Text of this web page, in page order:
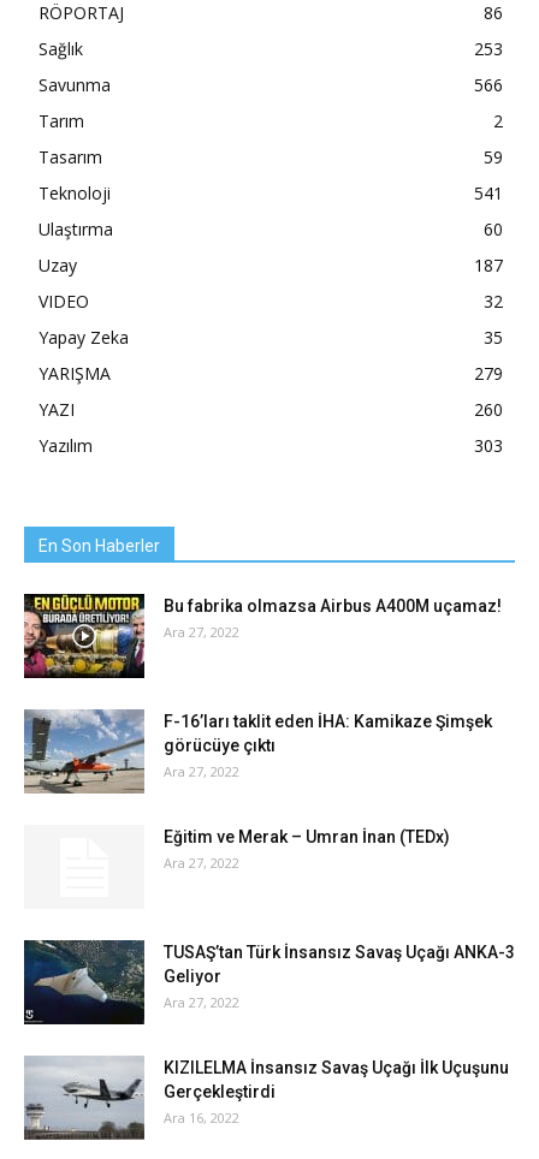
RÖPORTAJ
86
Sağlık
253
Savunma
566
Tarım
2
Tasarım
59
Teknoloji
541
Ulaştırma
60
Uzay
187
VIDEO
32
Yapay Zeka
35
YARIŞMA
279
YAZI
260
Yazılım
303
En Son Haberler
Bu fabrika olmazsa Airbus A400M uçamaz!
Ara 27, 2022
F-16’ları taklit eden İHA: Kamikaze Şimşek
görücüye çıktı
Ara 27, 2022
Eğitim ve Merak – Umran İnan (TEDx)
Ara 27, 2022
TUSAŞ’tan Türk İnsansız Savaş Uçağı ANKA-3
Geliyor
Ara 27, 2022
KIZILELMA İnsansız Savaş Uçağı İlk Uçuşunu
Gerçekleştirdi
Ara 16, 2022